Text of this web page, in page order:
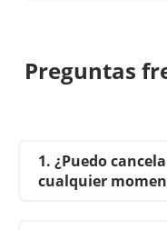
Preguntas
1. ¿Puedo
cualquier